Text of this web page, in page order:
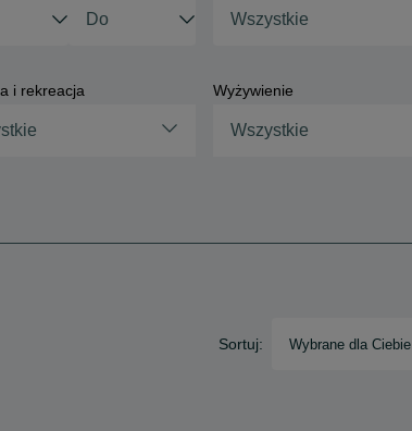
i rekreacja Wyżywienie
Wszystkie
Sortuj: Wybrane dla Ciebie